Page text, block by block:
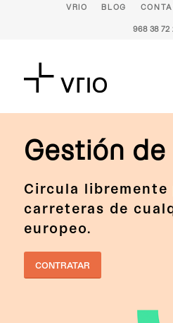
VRIO BLOG
968 38 72
Gestión
Circula
carreteras de
europeo.
CONTRATAR